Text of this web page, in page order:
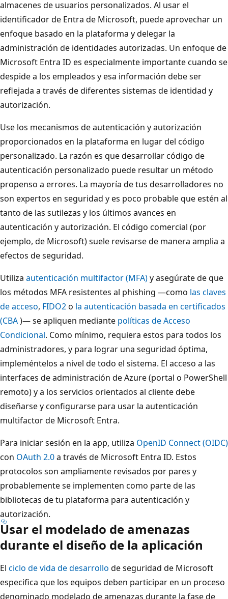
almacenes de usuarios personalizados. Al usar el
identificador de Entra de Microsoft, puede aprovechar un
enfoque basado en la plataforma y delegar la
administración de identidades autorizadas. Un enfoque de
Microsoft Entra ID es especialmente importante cuando se
despide a los empleados y esa información debe ser
reflejada a través de diferentes sistemas de identidad y
autorización.
Use los mecanismos de autenticación y autorización
proporcionados en la plataforma en lugar del código
personalizado. La razón es que desarrollar código de
autenticación personalizado puede resultar un método
propenso a errores. La mayoría de tus desarrolladores no
son expertos en seguridad y es poco probable que estén al
tanto de las sutilezas y los últimos avances en
autenticación y autorización. El código comercial (por
ejemplo, de Microsoft) suele revisarse de manera amplia a
efectos de seguridad.
Utiliza autenticación multifactor (MFA)y asegúrate de que
los métodos MFA resistentes al phishing —como las claves
de acceso, FIDO2o la autenticación basada en certificados
(CBA)— se apliquen mediante políticas de Acceso
Condicional. Como mínimo, requiera estos para todos los
administradores, y para lograr una seguridad óptima,
impleméntelos a nivel de todo el sistema. El acceso a las
interfaces de administración de Azure (portal o PowerShell
remoto) y a los servicios orientados al cliente debe
diseñarse y configurarse para usar la autenticación
multifactor de Microsoft Entra.
Para iniciar sesión en la app, utiliza OpenID Connect (OIDC)
con OAuth 2.0a través de Microsoft Entra ID. Estos
protocolos son ampliamente revisados por pares y
probablemente se implementen como parte de las
bibliotecas de tu plataforma para autenticación y
autorización.
Usar el modelado de amenazas
durante el diseño de la aplicación
El ciclo de vida de desarrollo de seguridad de Microsoft
especifica que los equipos deben participar en un proceso
denominado modelado de amenazas durante la fase de